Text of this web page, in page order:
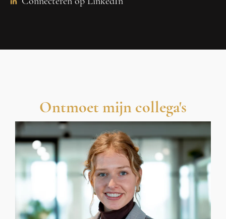
Ontmoet mijn collega's